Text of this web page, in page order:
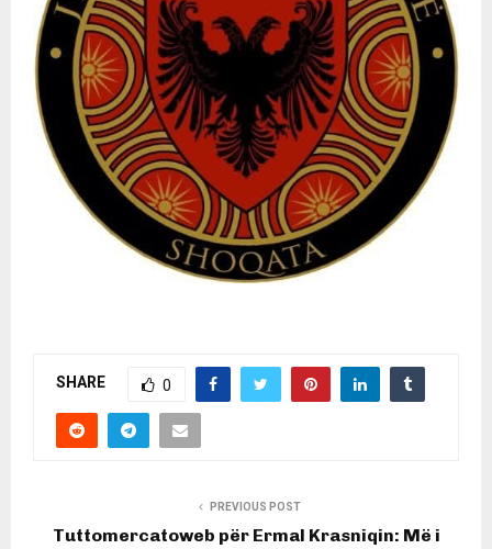
SHARE 0
PREVIOUS POST
Tuttomercatoweb për Ermal Krasniqin: Më i